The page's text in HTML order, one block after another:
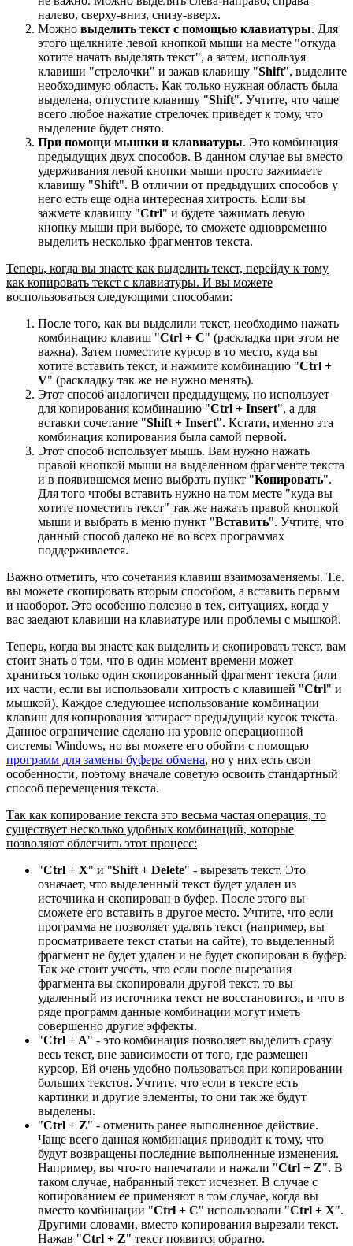
налево, сверху-вниз, снизу-вверх.
Можно выделить текст с помощью клавиатуры. Для
этого щелкните левой кнопкой мыши на месте "откуда
хотите начать выделять текст", а затем, используя
клавиши "стрелочки" и зажав клавишу "Shift", выделите
необходимую область. Как только нужная область была
выделена, отпустите клавишу "Shift". Учтите, что чаще
всего любое нажатие стрелочек приведет к тому, что
выделение будет снято.
При помощи мышки и клавиатуры. Это комбинация
предыдущих двух способов. В данном случае вы вместо
удерживания левой кнопки мыши просто зажимаете
клавишу "Shift". В отличии от предыдущих способов у
него есть еще одна интересная хитрость. Если вы
зажмете клавишу "Ctrl" и будете зажимать левую
кнопку мыши при выборе, то сможете одновременно
выделить несколько фрагментов текста.
Теперь, когда вы знаете как выделить текст, перейду к тому
как копировать текст с клавиатуры. И вы можете
воспользоваться следующими способами:
После того, как вы выделили текст, необходимо нажать
комбинацию клавиш "Ctrl + C" (раскладка при этом не
важна). Затем поместите курсор в то место, куда вы
хотите вставить текст, и нажмите комбинацию "Ctrl +
V" (раскладку так же не нужно менять).
Этот способ аналогичен предыдущему, но использует
для копирования комбинацию "Ctrl + Insert", а для
вставки сочетание "Shift + Insert". Кстати, именно эта
комбинация копирования была самой первой.
Этот способ использует мышь. Вам нужно нажать
правой кнопкой мыши на выделенном фрагменте текста
и в появившемся меню выбрать пункт "Копировать".
Для того чтобы вставить нужно на том месте "куда вы
хотите поместить текст" так же нажать правой кнопкой
мыши и выбрать в меню пункт "Вставить". Учтите, что
данный способ далеко не во всех программах
поддерживается.
Важно отметить, что сочетания клавиш взаимозаменяемы. Т.е.
вы можете скопировать вторым способом, а вставить первым
и наоборот. Это особенно полезно в тех, ситуациях, когда у
вас заедают клавиши на клавиатуре или проблемы с мышкой.
Теперь, когда вы знаете как выделить и скопировать текст, вам
стоит знать о том, что в один момент времени может
храниться только один скопированный фрагмент текста (или
их части, если вы использовали хитрость с клавишей "Ctrl" и
мышкой). Каждое следующее использование комбинации
клавиш для копирования затирает предыдущий кусок текста.
Данное ограничение сделано на уровне операционной
системы Windows, но вы можете его обойти с помощью
программ для замены буфера обмена, но у них есть свои
особенности, поэтому вначале советую освоить стандартный
способ перемещения текста.
Так как копирование текста это весьма частая операция, то
существует несколько удобных комбинаций, которые
позволяют облегчить этот процесс:
"Ctrl + X" и "Shift + Delete" - вырезать текст. Это
означает, что выделенный текст будет удален из
источника и скопирован в буфер. После этого вы
сможете его вставить в другое место. Учтите, что если
программа не позволяет удалять текст (например, вы
просматриваете текст статьи на сайте), то выделенный
фрагмент не будет удален и не будет скопирован в буфер.
Так же стоит учесть, что если после вырезания
фрагмента вы скопировали другой текст, то вы
удаленный из источника текст не восстановится, и что в
ряде программ данные комбинации могут иметь
совершенно другие эффекты.
"Ctrl + A" - это комбинация позволяет выделить сразу
весь текст, вне зависимости от того, где размещен
курсор. Ей очень удобно пользоваться при копировании
больших текстов. Учтите, что если в тексте есть
картинки и другие элементы, то они так же будут
выделены.
"Ctrl + Z" - отменить ранее выполненное действие.
Чаще всего данная комбинация приводит к тому, что
будут возвращены последние выполненные изменения.
Например, вы что-то напечатали и нажали "Ctrl + Z". В
таком случае, набранный текст исчезнет. В случае с
копированием ее применяют в том случае, когда вы
вместо комбинации "Ctrl + C" использовали "Ctrl + X".
Другими словами, вместо копирования вырезали текст.
Нажав "Ctrl + Z" текст появится обратно.